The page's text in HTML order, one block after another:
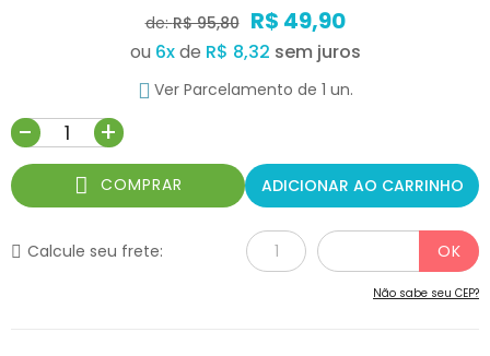
de:R$ 95,80 R$ 49,90
ou 6xde R$ 8,32
Ver Parcelamento de 1 un.
- +
COMPRAR ADICIONAR AO CARRINHO
Calcule seu frete:
Não sabe seu CEP?